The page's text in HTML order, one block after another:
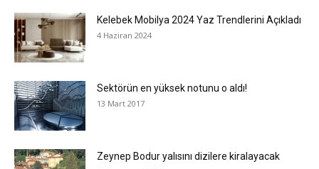
Kelebek Mobilya 2024 Yaz Trendlerini Açıkladı
4 Haziran 2024
Sektörün en yüksek notunu o aldı!
13 Mart 2017
Zeynep Bodur yalısını dizilere kiralayacak